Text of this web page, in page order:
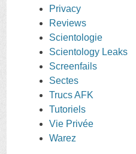
Privacy
Reviews
Scientologie
Scientology Leaks
Screenfails
Sectes
Trucs AFK
Tutoriels
Vie Privée
Warez